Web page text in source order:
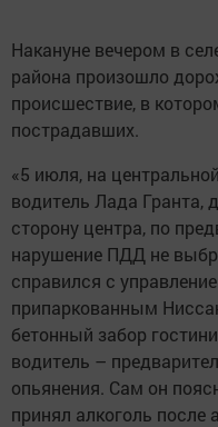
Накануне вечером в
района произошло
происшествие, в
пострадавших.
«5 июля, на
водитель Лада Гранта,
сторону центра, по
нарушение ПДД не
справился с
припаркованным
бетонный забор
водитель –
опьянения. Сам он
принял алкоголь после